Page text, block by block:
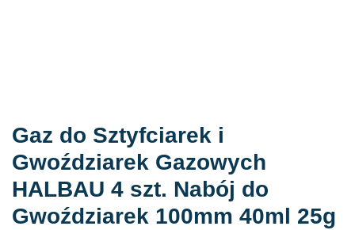
Gaz do Sztyfciarek i
Gwoździarek Gazowych
HALBAU 4 szt. Nabój do
Gwoździarek 100mm 40ml 25g